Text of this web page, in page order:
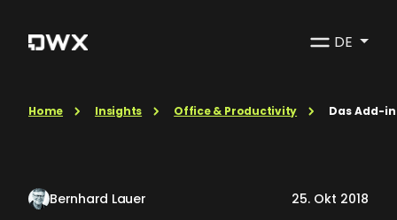
DE
Home Insights Office & Productivity Das Add-
Bernhard Lauer 25. Okt 2018